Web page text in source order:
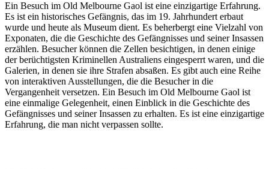
Ein Besuch im Old Melbourne Gaol ist eine einzigartige Erfahrung.
Es ist ein historisches Gefängnis, das im 19. Jahrhundert erbaut
wurde und heute als Museum dient. Es beherbergt eine Vielzahl von
Exponaten, die die Geschichte des Gefängnisses und seiner Insassen
erzählen. Besucher können die Zellen besichtigen, in denen einige
der berüchtigsten Kriminellen Australiens eingesperrt waren, und die
Galerien, in denen sie ihre Strafen absaßen. Es gibt auch eine Reihe
von interaktiven Ausstellungen, die die Besucher in die
Vergangenheit versetzen. Ein Besuch im Old Melbourne Gaol ist
eine einmalige Gelegenheit, einen Einblick in die Geschichte des
Gefängnisses und seiner Insassen zu erhalten. Es ist eine einzigartige
Erfahrung, die man nicht verpassen sollte.